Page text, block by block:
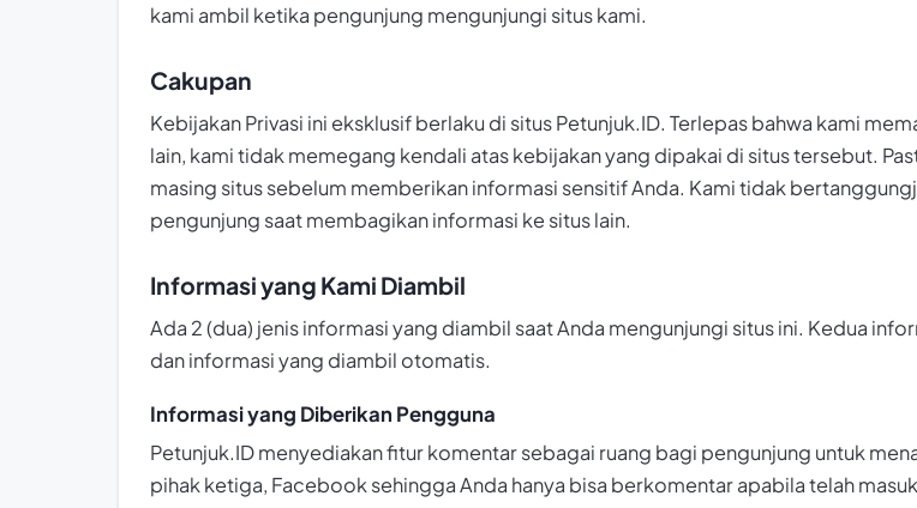
kami ambil ketika pengunjung mengunjungi situs kami.
Cakupan
Kebijakan Privasi ini eksklusif berlaku di situs Petunjuk.ID. Terlepas bahwa kami
lain, kami tidak memegang kendali atas kebijakan yang dipakai di situs tersebut.
masing situs sebelum memberikan informasi sensitif Anda. Kami tidak
pengunjung saat membagikan informasi ke situs lain.
Informasi yang Kami Diambil
Ada 2 (dua) jenis informasi yang diambil saat Anda mengunjungi situs ini. Kedua
dan informasi yang diambil otomatis.
Informasi yang Diberikan Pengguna
Petunjuk.ID menyediakan fitur komentar sebagai ruang bagi pengunjung untuk
pihak ketiga, Facebook sehingga Anda hanya bisa berkomentar apabila telah